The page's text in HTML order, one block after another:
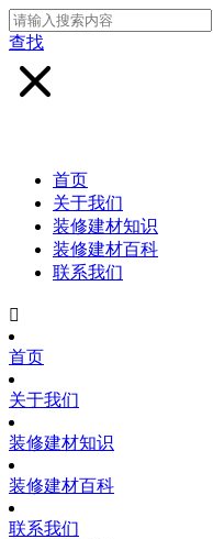
查找
首页
关于我们
装修建材知识
装修建材百科
联系我们

首页
关于我们
装修建材知识
装修建材百科
联系我们